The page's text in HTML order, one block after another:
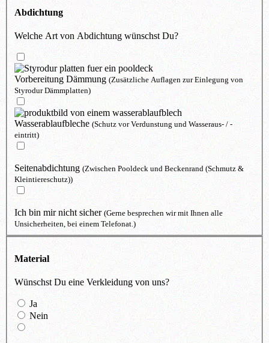
Abdichtung
Welche Art von Abdichtung wünschst Du?
Vorbereitung Dämmung (Zusätzliche Auflagen zur Einlegung von
Styrodur Dämmplatten)
Wasserablaufbleche (Schutz vor Verdunstung und Wasseraus- / -
eintritt)
Seitenabdichtung (Zwischen Pooldeck und Beckenrand (Schmutz &
Kleintiereschutz))
Ich bin mir nicht sicher (Gerne besprechen wir mit Ihnen alle
Unsicherheiten, bei einem Telefonat.)
Material
Wünschst Du eine Verkleidung von uns?
Ja
Nein